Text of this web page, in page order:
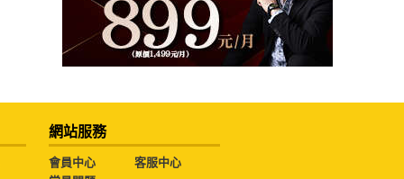
網站服務
會員中心
客服中心